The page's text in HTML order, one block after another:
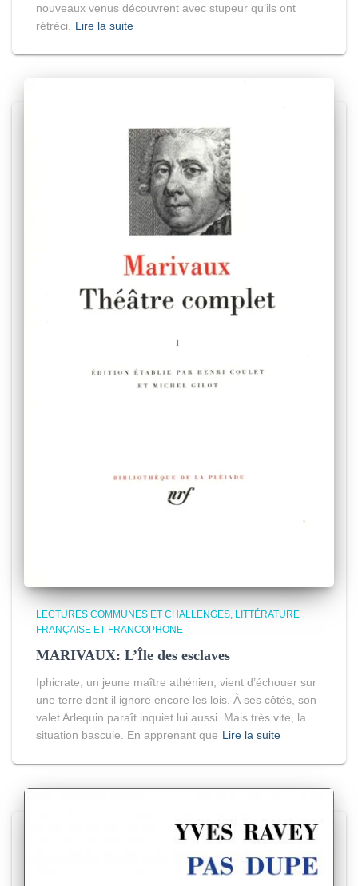
nouveaux venus découvrent avec stupeur qu’ils ont
rétréci. Lire la suite
LECTURES COMMUNES ET CHALLENGES LITTÉRATURE
FRANÇAISE ET FRANCOPHONE
MARIVAUX: L’Île des esclaves
Iphicrate, un jeune maître athénien, vient d’échouer sur
une terre dont il ignore encore les lois. À ses côtés, son
valet Arlequin paraît inquiet lui aussi. Mais très vite, la
situation bascule. En apprenant que Lire la suite